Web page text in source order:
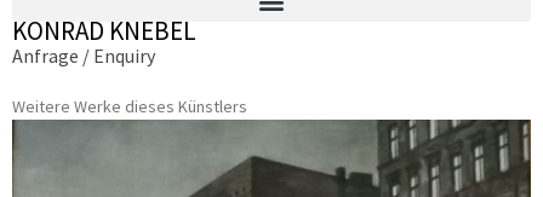
KONRAD KNEBEL
Anfrage / Enquiry
Weitere Werke dieses Künstlers